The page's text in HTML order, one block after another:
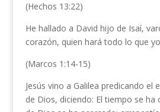
(Hechos 13:22)
He hallado a David hijo de Isaí,
corazón, quien hará todo lo que
(Marcos 1:14-15)
Jesús vino a Galilea predicando el
de Dios, diciendo: El tiempo se ha